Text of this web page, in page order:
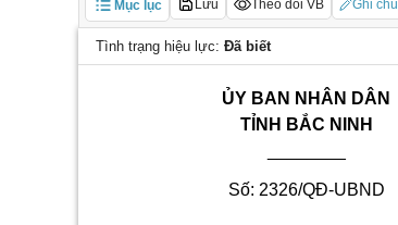
Mục lục Lưu Theo dõi VB Ghi chú
Tình trạng hiệu lực: Đã biết
ỦY BAN NHÂN DÂN
TỈNH BẮC NINH
Số: 2326/QĐ-UBND